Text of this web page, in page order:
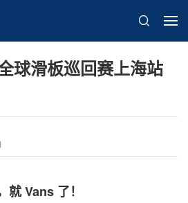
球滑板巡回赛上海站
就Vans 了！